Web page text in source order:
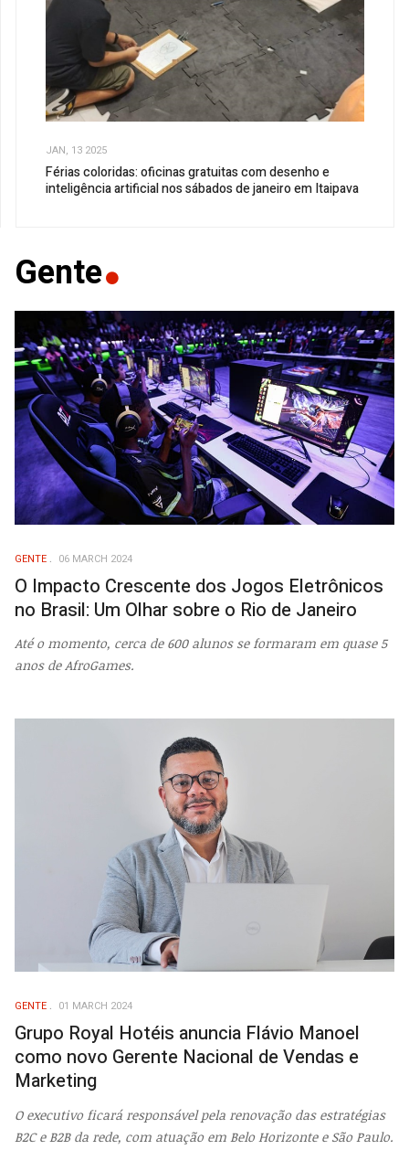
JAN, 13 2025
Férias coloridas: oficinas gratuitas com desenho e
inteligência artificial nos sábados de janeiro em Itaipava
Gente
GENTE 06 MARCH 2024
O Impacto Crescente dos Jogos Eletrônicos
no Brasil: Um Olhar sobre o Rio de Janeiro
Até o momento, cerca de 600 alunos se formaram em quase 5
anos de AfroGames.
GENTE 01 MARCH 2024
Grupo Royal Hotéis anuncia Flávio Manoel
como novo Gerente Nacional de Vendas e
Marketing
O executivo ficará responsável pela renovação das estratégias
B2C e B2B da rede, com atuação em Belo Horizonte e São Paulo.